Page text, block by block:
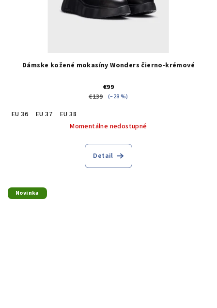
Dámske kožené mokasíny Wonders čierno-krémové
€99
€139 (–28 %)
EU 36 EU 37
EU 38
Momentálne nedostupné
Detail
Novinka